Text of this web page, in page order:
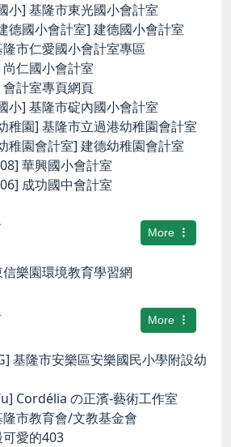
小] 基隆市東光國小會計室
德國小會計室] 建德國小會計室
市仁愛國小會計室專區
仁國小會計室
計室專頁網頁
小] 基隆市碇內國小會計室
稚園] 基隆市立過港幼稚園會計室
稚園會計室] 建德幼稚園會計室
華興國小會計室
成功國中會計室
More
樂園環境教育學習網
More
基隆市安樂區安樂國民小學附設幼
Cordélia の正濱-藝術工作室
市教育會/文教基金會
愛的403